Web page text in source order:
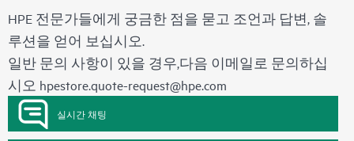
HPE 전문가들에게 궁금한 점을 묻고 조언과 답변, 솔
루션을 얻어 보십시오.
일반 문의 사항이 있을 경우,다음 이메일로 문의하십
시오 hpestore.quote-request@hpe.com
실시간 채팅